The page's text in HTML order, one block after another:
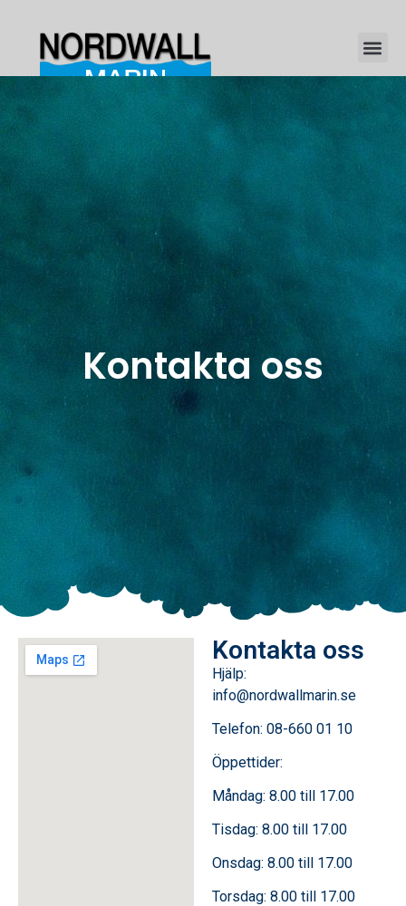
Kontakta oss
Kontakta oss
Hjälp:
info@nordwallmarin.se
Telefon: 08-660 01 10
Öppettider:
Måndag: 8.00 till 17.00
Tisdag: 8.00 till 17.00
Onsdag: 8.00 till 17.00
Torsdag: 8.00 till 17.00